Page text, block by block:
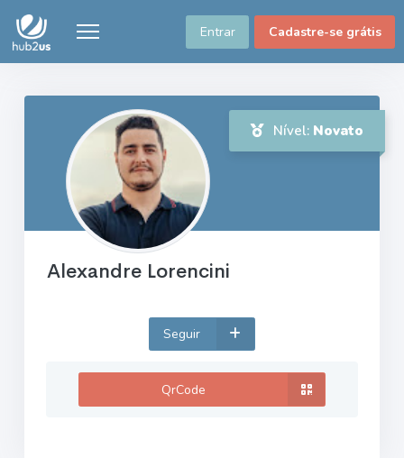
Entrar Cadastre-se grátis
Nível: Novato
Alexandre Lorencini
Seguir
QrCode